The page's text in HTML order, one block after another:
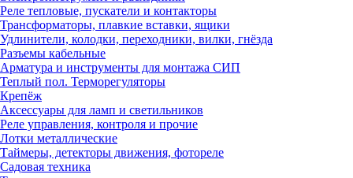
Реле тепловые, пускатели и контакторы
Трансформаторы, плавкие вставки, ящики
Удлинители, колодки, переходники, вилки, гнёзда
Разъемы кабельные
Арматура и инструменты для монтажа СИП
Теплый пол. Терморегуляторы
Крепёж
Аксессуары для ламп и светильников
Реле управления, контроля и прочие
Лотки металлические
Таймеры, детекторы движения, фотореле
Садовая техника